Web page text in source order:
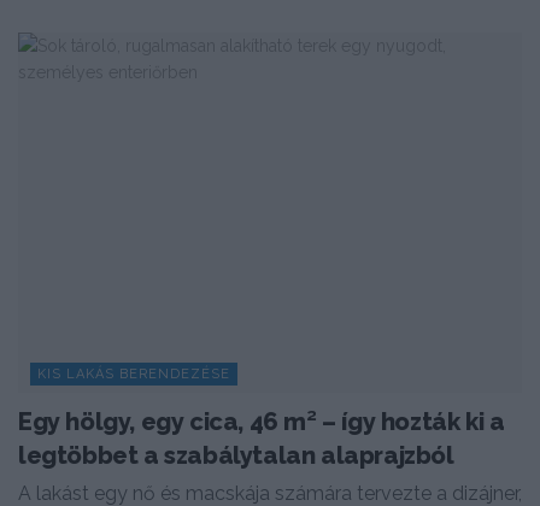
KIS LAKÁS BERENDEZÉSE
Egy hölgy, egy cica, 46 m² – így hozták ki a
legtöbbet a szabálytalan alaprajzból
A lakást egy nő és macskája számára tervezte a dizájner,